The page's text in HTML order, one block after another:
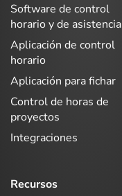
Software de control
horario y de asistencia
Aplicación de control
horario
Aplicación para fichar
Control de horas de
proyectos
Integraciones
Recursos